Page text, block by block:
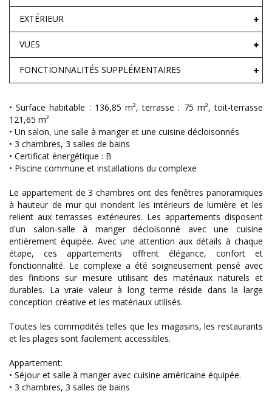
EXTÉRIEUR
VUES
FONCTIONNALITÉS SUPPLÉMENTAIRES
• Surface habitable : 136,85 m², terrasse : 75 m², toit-terrasse
121,65 m²
• Un salon, une salle à manger et une cuisine décloisonnés
• 3 chambres, 3 salles de bains
• Certificat énergétique : B
• Piscine commune et installations du complexe
Le appartement de 3 chambres ont des fenêtres panoramiques
à hauteur de mur qui inondent les intérieurs de lumière et les
relient aux terrasses extérieures. Les appartements disposent
d'un salon-salle à manger décloisonné avec une cuisine
entièrement équipée. Avec une attention aux détails à chaque
étape, ces appartements offrent élégance, confort et
fonctionnalité. Le complexe a été soigneusement pensé avec
des finitions sur mesure utilisant des matériaux naturels et
durables. La vraie valeur à long terme réside dans la large
conception créative et les matériaux utilisés.
Toutes les commodités telles que les magasins, les restaurants
et les plages sont facilement accessibles.
Appartement:
• Séjour et salle à manger avec cuisine américaine équipée.
• 3 chambres, 3 salles de bains